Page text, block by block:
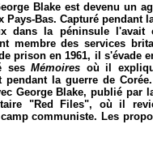
Blake est devenu un
Bas. Capturé pendant
dans la péninsule
membre des services
prison en 1961, il s'évade
sesMémoires où il
la guerre de
George Blake, publié par
"Red Files", où il
communiste. Les